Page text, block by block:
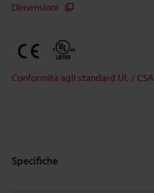
Dimensioni
Conformità agli standard UL / CSA
Specifiche